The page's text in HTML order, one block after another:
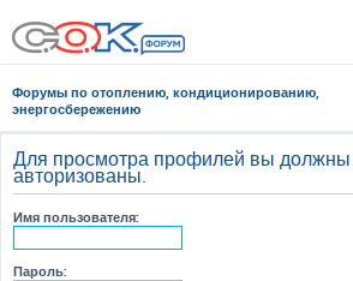
Форумы по отоплению, кондиционированию,
энергосбережению
Для просмотра профилей вы
авторизованы.
Имя пользователя:
Пароль: